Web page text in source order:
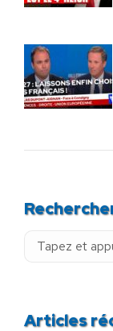
Recherche
Articles